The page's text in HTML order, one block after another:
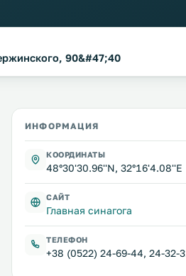
90&#47;40
ИНФОРМАЦИЯ
КООРДИНАТЫ
48°30'30.96''N, 32°16'4.08''E
САЙТ
Главная синагога
ТЕЛЕФОН
+38 (0522) 24-69-44, 24-32-